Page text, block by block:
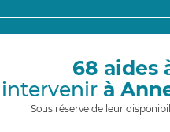
68 aides
à
Sous réserve de leur